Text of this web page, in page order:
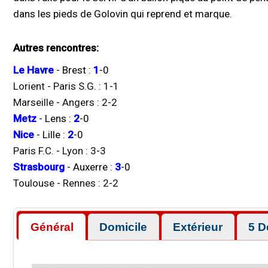
dans les pieds de Golovin qui reprend et marque.
Autres rencontres:
Le Havre - Brest : 1 -0
Lorient - Paris S.G. : 1 -1
Marseille - Angers : 2-2
Metz - Lens : 2-0
Nice - Lille : 2-0
Paris F.C. - Lyon : 3-3
Strasbourg - Auxerre : 3-0
Toulouse - Rennes : 2-2
Général Domicile Extérieur 5